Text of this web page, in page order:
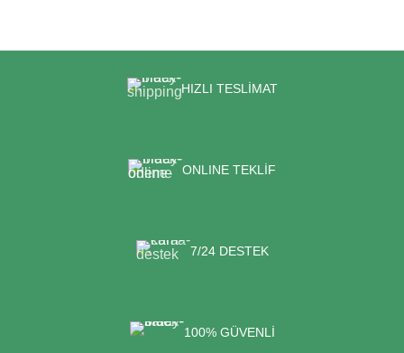
HIZLI TESLİMAT
ONLINE TEKLİF
7/24 DESTEK
100% GÜVENLİ